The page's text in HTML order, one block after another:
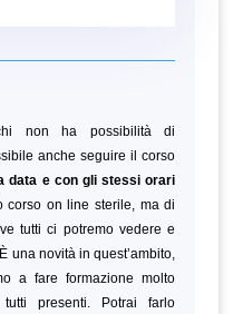
non ha possibilità di
anche seguire il corso
data e con gli stessi orari
corso on line sterile, ma di
tutti ci potremo vedere e
una novità in quest’ambito,
a fare formazione molto
presenti. Potrai farlo